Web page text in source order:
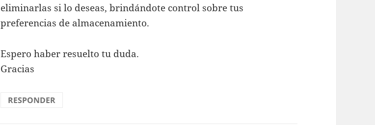
eliminarlas si lo deseas, brindándote control sobre tus
preferencias de almacenamiento.
Espero haber resuelto tu duda.
Gracias
RESPONDER